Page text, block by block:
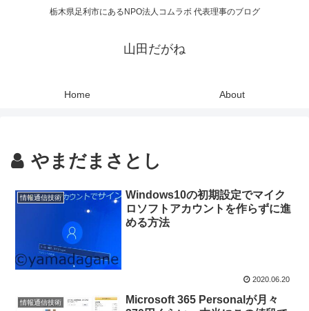
栃木県足利市にあるNPO法人コムラボ 代表理事のブログ
山田だがね
Home About
やまだまさとし
情報通信技術
Windows10の初期設定でマイク
ロソフトアカウントを作らずに進
める方法
2020.06.20
情報通信技術
Microsoft 365 Personalが月々